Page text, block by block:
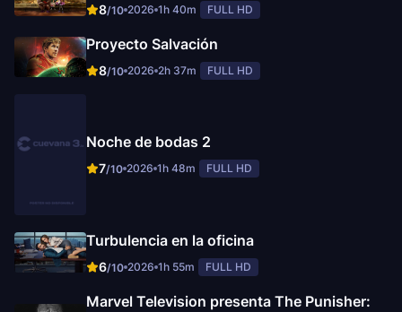
8/10 2026 1h 40m FULL HD
Proyecto Salvación
8/10 2026 2h 37m FULL HD
Noche de bodas 2
7/10 2026 1h 48m FULL HD
Turbulencia en la oficina
6/10 2026 1h 55m FULL HD
Marvel Television presenta The Punisher: